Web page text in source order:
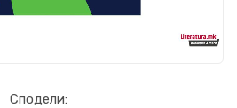
Сподели: